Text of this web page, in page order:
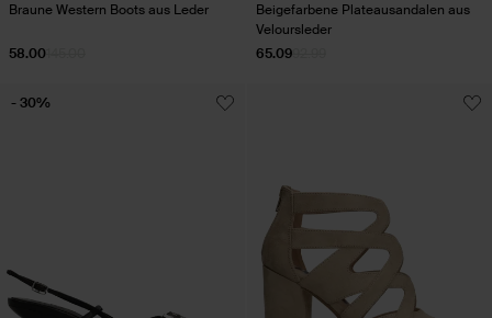
Braune Western Boots aus Leder
58.00
Beigefarbene Plateausandalen aus
Veloursleder
65.09
- 30%